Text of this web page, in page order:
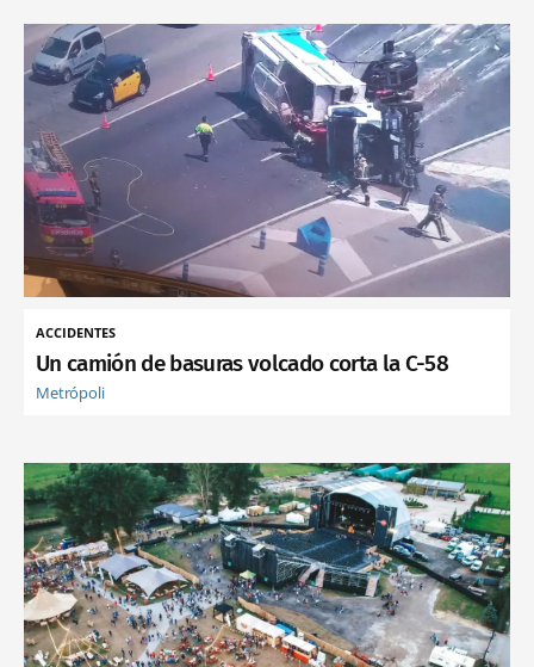
ACCIDENTES
Un camión de basuras volcado corta la C-58
Metrópoli